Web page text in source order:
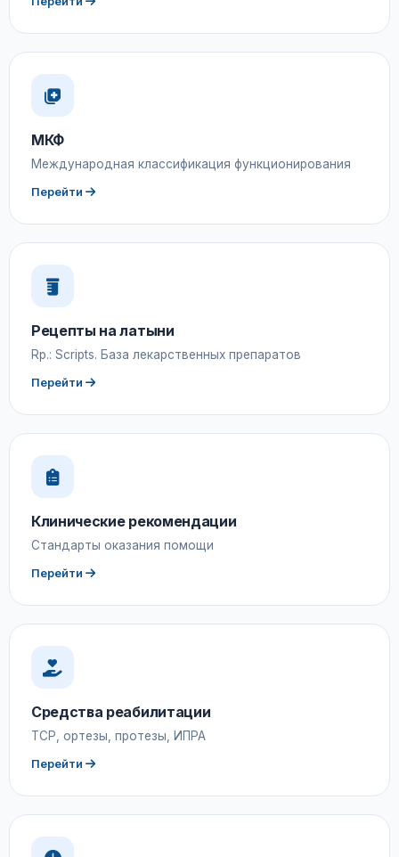
МКФ
Международная классификация функционирования
Перейти
Рецепты на латыни
Rp.: Scripts. База лекарственных препаратов
Перейти
Клинические рекомендации
Стандарты оказания помощи
Перейти
Средства реабилитации
ТСР, ортезы, протезы, ИПРА
Перейти